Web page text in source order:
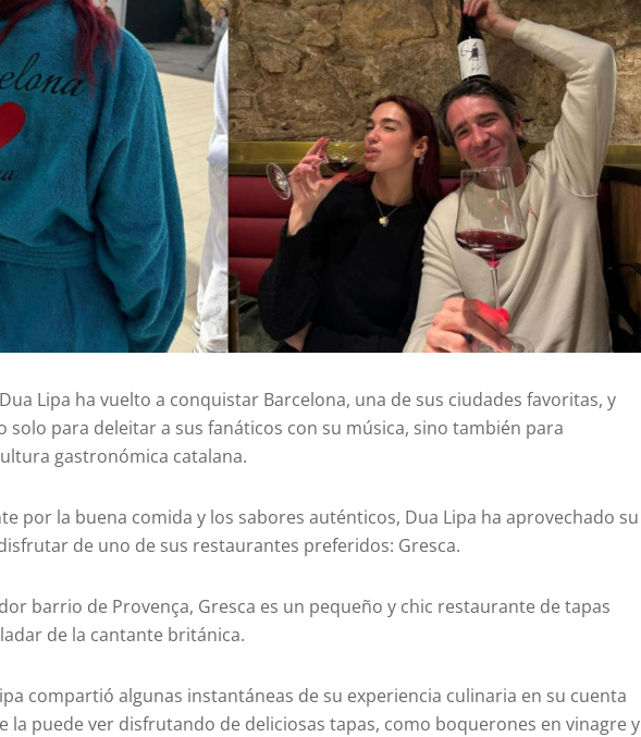
Lipa ha vuelto a conquistar Barcelona, una de sus ciudades favoritas, y
solo para deleitar a sus fanáticos con su música, sino también para
gastronómica catalana.
por la buena comida y los sabores auténticos, Dua Lipa ha aprovechado su
de uno de sus restaurantes preferidos: Gresca.
barrio de Provença, Gresca es un pequeño y chic restaurante de tapas
de la cantante británica.
compartió algunas instantáneas de su experiencia culinaria en su cuenta
la puede ver disfrutando de deliciosas tapas, como boquerones en vinagre y